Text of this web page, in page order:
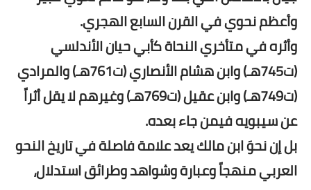
وأعظم نحوي في القرن السابع الهجري.
وأثره في متأخري النحاة كأبي حيان الأندلسي
(ت745هـ) وابن هشام الأنصاري (ت761هـ) والمرادي
(ت749هـ) وابن عقيل (ت769هـ) وغيرهم لا يقل أثراً
عن سيبويه فيمن جاء بعده.
بل إن نحوَ ابن مالك يعد علامة فاصلة في تاريخ النحو
العربي منهجاً وعبارة وشواهد وطرائق استدلال،